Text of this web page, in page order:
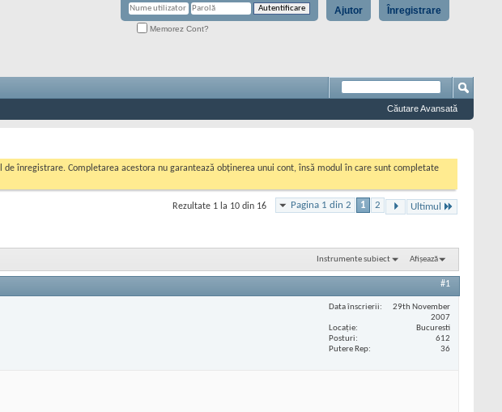
Înregistrare
Ajutor
Memorez Cont?
Căutare Avansată
înregistrare. Completarea acestora nu garantează obținerea unui cont, însă modul în care sunt completate
Pagina 1 din 2 1 2 Ultimul
Rezultate 1 la 10 din 16
Instrumente subiect Afișează
#1
Data înscrierii
29th November
2007
Locaţie
Bucuresti
Posturi
612
Putere Rep
36